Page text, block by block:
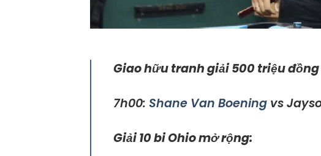
Giao hữu tranh giải 500 triệu
7h00: Shane Van Boening vs
Giải 10 bi Ohio mở rộng: